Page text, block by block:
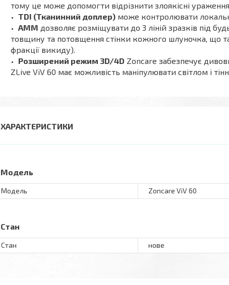
тому це може допомогти відрізнити злоякісні
TDI (Тканинний доплер) може контролювати
AMM дозволяє розміщувати до 3 ліній зразків під
товщину та потовщення стінки кожного шлуночка, що
фракції викиду).
Розширений режим 3D/4D Zoncare забезпечує
ZLive ViV 60 має можливість маніпулювати світлом і
ХАРАКТЕРИСТИКИ
Модель
Модель Zoncare ViV 60
Стан
Стан нове